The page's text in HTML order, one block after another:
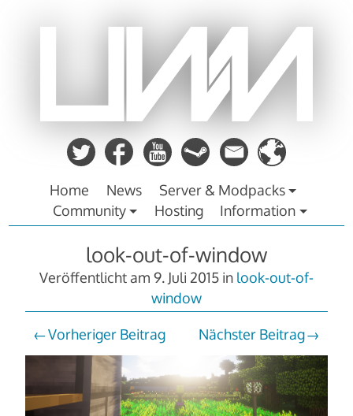
Home News
Server & Modpacks
Community
Hosting Information
look-out-of-window
Veröffentlicht am 9. Juli 2015 in look-out-of-
window
Vorheriger Beitrag Nächster Beitrag